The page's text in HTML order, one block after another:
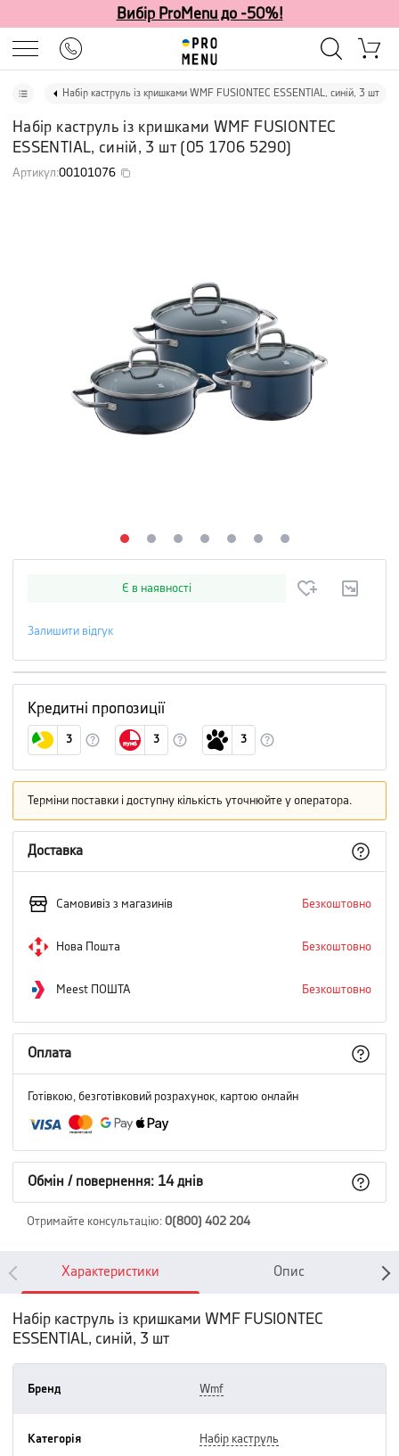
Вибір ProMenu до -50%!
Набір каструль із кришками WMF FUSIONTEC ESSENTIAL, синій, 3 шт
Набір каструль із кришками WMF FUSIONTEC
ESSENTIAL, синій, 3 шт(05 1706 5290)
Артикул:00101076
Є в наявності
Залишити відгук
Кредитні пропозиції
3 3 3
Терміни поставки і доступну кількість уточнюйте у оператора.
Доставка
Самовивіз з магазинів Безкоштовно
Нова Пошта Безкоштовно
Meest ПОШТА Безкоштовно
Оплата
Готівкою, безготівковий розрахунок, картою онлайн
Обмін / повернення: 14 днів
Отримайте консультацію: 0(800) 402 204
Характеристики Опис
Набір каструль із кришками WMF FUSIONTEC
ESSENTIAL, синій, 3 шт
Бренд wmf
Категорія набір каструль